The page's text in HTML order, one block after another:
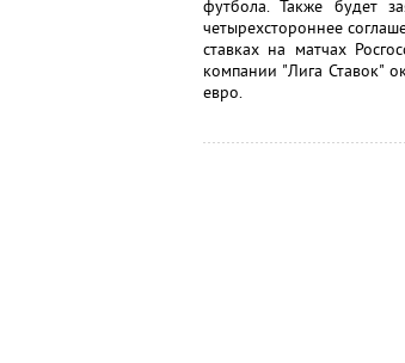
футбола. Также будет
четырехстороннее
ставках на матчах
компании "Лига Ставок"
евро.